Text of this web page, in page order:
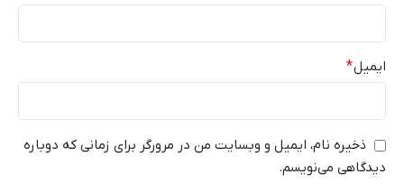
ایمیل*
ذخیره نام، ایمیل و وبسایت من در مرورگر برای زمانی که دوباره
دیدگاهی می‌نویسم.